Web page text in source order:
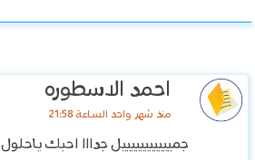
احمد الاسطوره
منذ شهر واحد الساعة 21:58
جميييييييييييل جدااا احبك ياحلول